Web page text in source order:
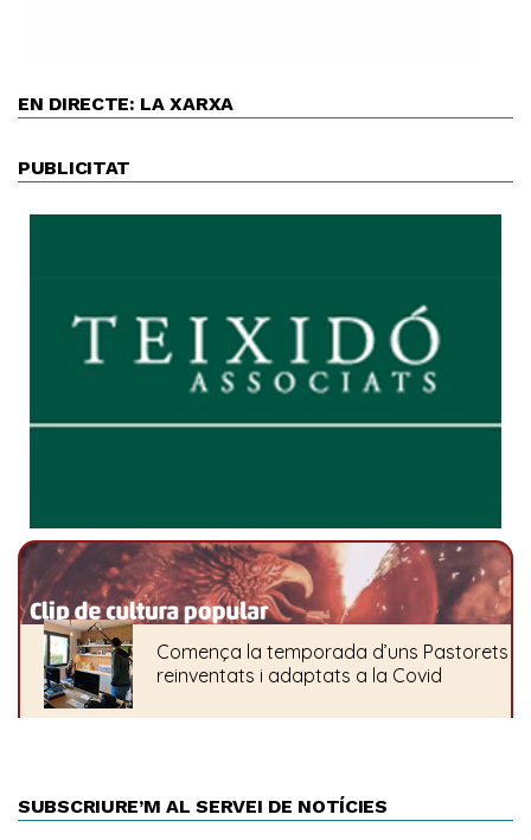
EN DIRECTE: LA XARXA
PUBLICITAT
SUBSCRIURE’M AL SERVEI DE NOTÍCIES